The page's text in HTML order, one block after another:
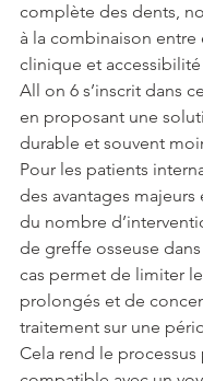
complète des dents,
à la combinaison entre
clinique et accessibilité
All on 6 s’inscrit dans
en proposant une
durable et souvent
Pour les patients
des avantages
du nombre
de greffe osseuse
cas permet de limiter
prolongés et de
traitement sur une
Cela rend le processus